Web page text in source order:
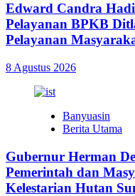
Edward Candra
Pelayanan BPKB
Pelayanan
8 Agustus 2026
Banyuasin
Berita Utama
Gubernur Herman
Pemerintah dan
Kelestarian Hutan